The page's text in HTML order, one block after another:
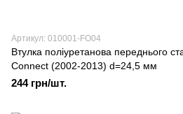
Артикул: 010001-FO04
Втулка поліуретанова переднього
Connect (2002-2013) d=24,5 мм
244 грн/шт.